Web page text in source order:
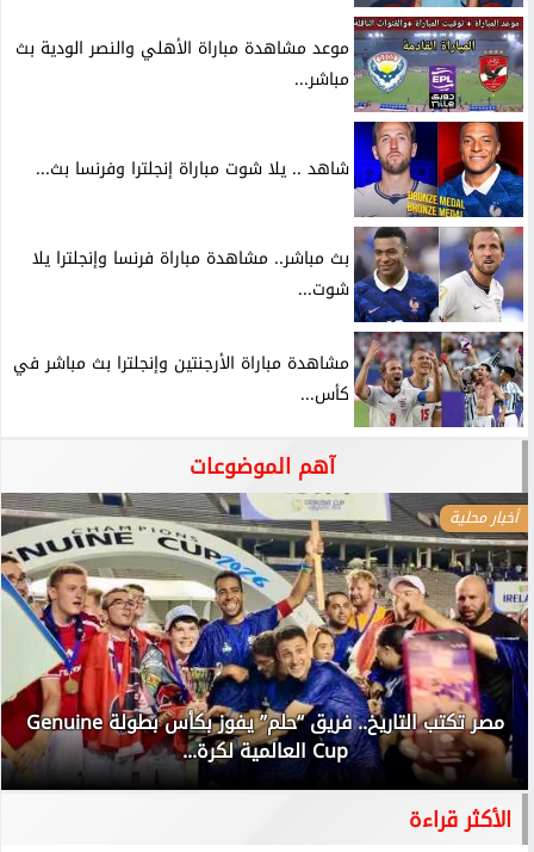
موعد مشاهدة مباراة الأهلي والنصر الودية بث
مباشر...
شاهد .. يلا شوت مباراة إنجلترا وفرنسا بث...
بث مباشر.. مشاهدة مباراة فرنسا وإنجلترا يلا
شوت...
مشاهدة مباراة الأرجنتين وإنجلترا بث مباشر في
كأس...
آهم الموضوعات
أخبار محلية
مصر تكتب التاريخ.. فريق “حلم” يفوز بكأس بطولة Genuine
Cup العالمية لكرة...
الأكثر قراءة